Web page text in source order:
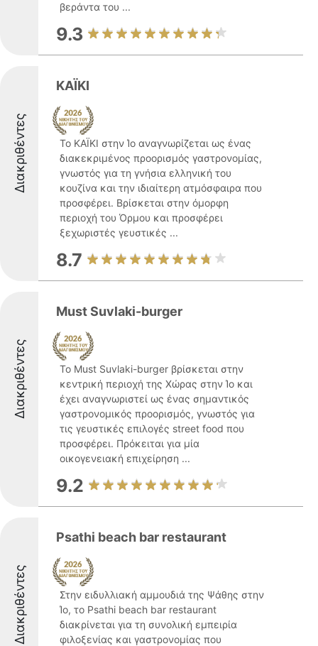
βεράντα του ...
9.3
Διακριθέντες
ΚΑΪΚΙ
Το ΚΑΪΚΙ στην Ίο αναγνωρίζεται ως ένας
διακεκριμένος προορισμός γαστρονομίας,
γνωστός για τη γνήσια ελληνική του
κουζίνα και την ιδιαίτερη ατμόσφαιρα που
προσφέρει. Βρίσκεται στην όμορφη
περιοχή του Όρμου και προσφέρει
ξεχωριστές γευστικές ...
8.7
Διακριθέντες
Must Suvlaki-burger
Το Must Suvlaki-burger βρίσκεται στην
κεντρική περιοχή της Χώρας στην Ίο και
έχει αναγνωριστεί ως ένας σημαντικός
γαστρονομικός προορισμός, γνωστός για
τις γευστικές επιλογές street food που
προσφέρει. Πρόκειται για μία
οικογενειακή επιχείρηση ...
9.2
Διακριθέντες
Psathi beach bar restaurant
Στην ειδυλλιακή αμμουδιά της Ψάθης στην
Ίο, το Psathi beach bar restaurant
διακρίνεται για τη συνολική εμπειρία
φιλοξενίας και γαστρονομίας που